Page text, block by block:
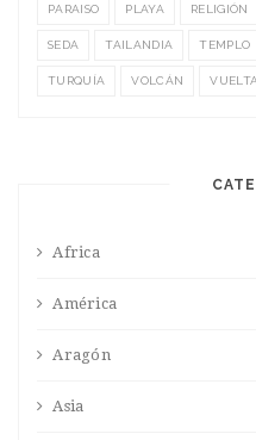
PARAISO PLAYA RELIGIÓN
SEDA TAILANDIA TEMPLO
TURQUÍA VOLCÁN VUELTA
Africa
América
Aragón
Asia